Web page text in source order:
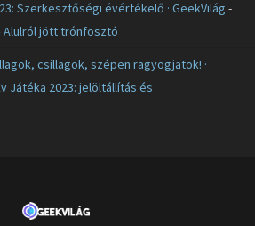
Szerkesztőségi évértékelő · GeekVilág -
Alulról jött trónfosztó
csillagok, szépen ragyogjatok! ·
Játéka 2023: jelöltállítás és